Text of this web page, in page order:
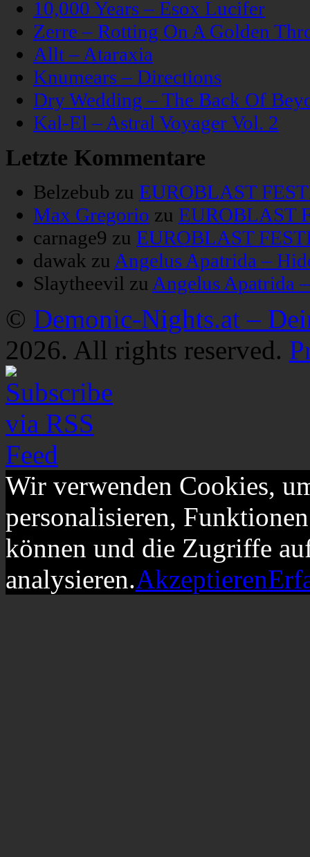
10,000 Years – Esox Lucifer
Zerre – Rotting On A Golden
Allt – Ataraxia
Knumears – Directions
Dry Wedding – The Back Of
Kal-El – Astral Voyager Vol. 2
Letzte Kommentare
Belzebub zu EUROBLAST
Max Gregorio zu EUROBLAST
carnage9 zu EUROBLAST
dawak zu Angelus Apatrida –
Slaytheevil zu Angelus Apatrida
© Demonic-Nights.at –
2026. All rights reserved.
Wir verwenden Cookies,
personalisieren,
können und die Zugriffe
analysieren.Akzeptieren